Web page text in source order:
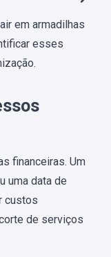
em armadilhas
esses
financeiras. Um
uma data de
custos
de serviços